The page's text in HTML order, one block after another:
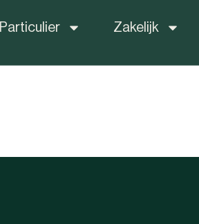
Particulier Zakelijk